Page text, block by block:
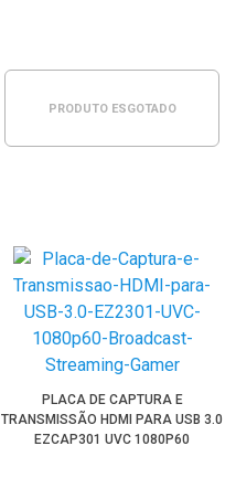
PRODUTO ESGOTADO
PLACA DE CAPTURA E
TRANSMISSÃO HDMI PARA USB 3.0
EZCAP301 UVC 1080P60